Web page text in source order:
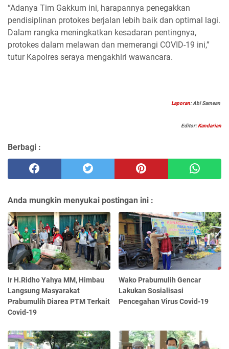
“Adanya Tim Gakkum ini, harapannya penegakkan
pendisiplinan protokes berjalan lebih baik dan optimal lagi.
Dalam rangka meningkatkan kesadaran pentingnya,
protokes dalam melawan dan memerangi COVID-19 ini,”
tutur Kapolres seraya mengakhiri wawancara.
Laporan: Abi Samean
Editor:Kandarian
Berbagi :
Anda mungkin menyukai postingan ini :
Ir H.Ridho Yahya MM, Himbau
Langsung Masyarakat
Prabumulih Diarea PTM Terkait
Covid-19
Wako Prabumulih Gencar
Lakukan Sosialisasi
Pencegahan Virus Covid-19